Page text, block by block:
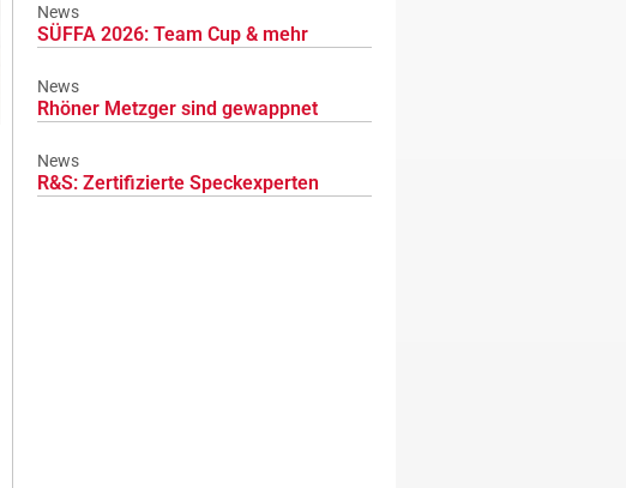
News
SÜFFA 2026: Team Cup & mehr
News
Rhöner Metzger sind gewappnet
News
R&S: Zertifizierte Speckexperten